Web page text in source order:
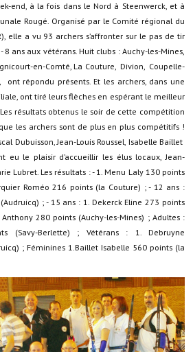
vendre
end, à la fois dans le Nord à Steenwerck, et à
Rougé. Organisé par le Comité régional du
elle a vu 93 archers s’affronter sur le pas de tir
8 ans aux vétérans. Huit clubs : Auchy-les-Mines,
en-Comté, La Couture, Divion, Coupelle-
ont répondu présents. Et les archers, dans une
ont tiré leurs flèches en espérant le meilleur
résultats obtenus le soir de cette compétition
les archers sont de plus en plus compétitifs !
Dubuisson, Jean-Louis Roussel, Isabelle Baillet
eu le plaisir d’accueillir les élus locaux, Jean-
Lubret. Les résultats : - 1. Menu Laly 130 points
Roméo 216 points (la Couture) ; - 12 ans :
; - 15 ans : 1. Dekerck Eline 273 points
280 points (Auchy-les-Mines) ; Adultes :
(Savy-Berlette) ; Vétérans : 1. Debruyne
; Féminines 1.Baillet Isabelle 560 points (la